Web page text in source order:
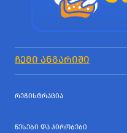
ᲩᲔᲛᲘ ᲐᲜᲒᲐᲠᲘᲨᲘ
ᲠᲔᲒᲘᲡᲢᲠᲐᲪᲘᲐ
ᲬᲔᲡᲔᲑᲘ ᲓᲐ ᲞᲘᲠᲝᲑᲔᲑᲘ